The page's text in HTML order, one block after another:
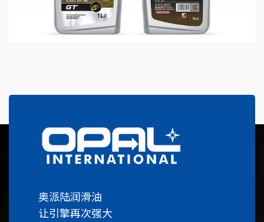
奥派陆润滑油
让引擎再次强大